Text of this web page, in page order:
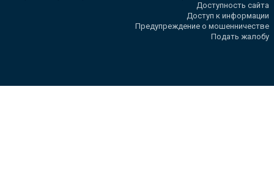
Доступность сайта
Доступ к информации
Предупреждение о мошенничестве
Подать жалобу